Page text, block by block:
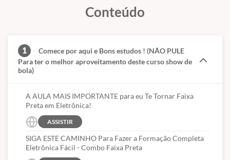
Conteúdo
1
Comece por aqui e Bons estudos ! (NÃO PULE
Para ter o melhor aproveitamento deste curso show de
bola)
A AULA MAIS IMPORTANTE para eu Te Tornar Faixa
Preta em Eletrônica!
ASSISTIR
SIGA ESTE CAMINHO Para Fazer a Formação Completa
Eletrônica Fácil - Combo Faixa Preta